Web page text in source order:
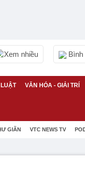
Xem nhiều Bình
VĂN HÓA - GIẢI TRÍ
GIÃN VTC NEWS TV